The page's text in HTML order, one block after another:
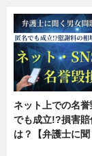
ネット上での名
でも成立!?損害賠
は？【弁護士に